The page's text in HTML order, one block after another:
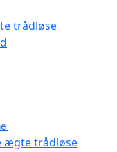
trådløse